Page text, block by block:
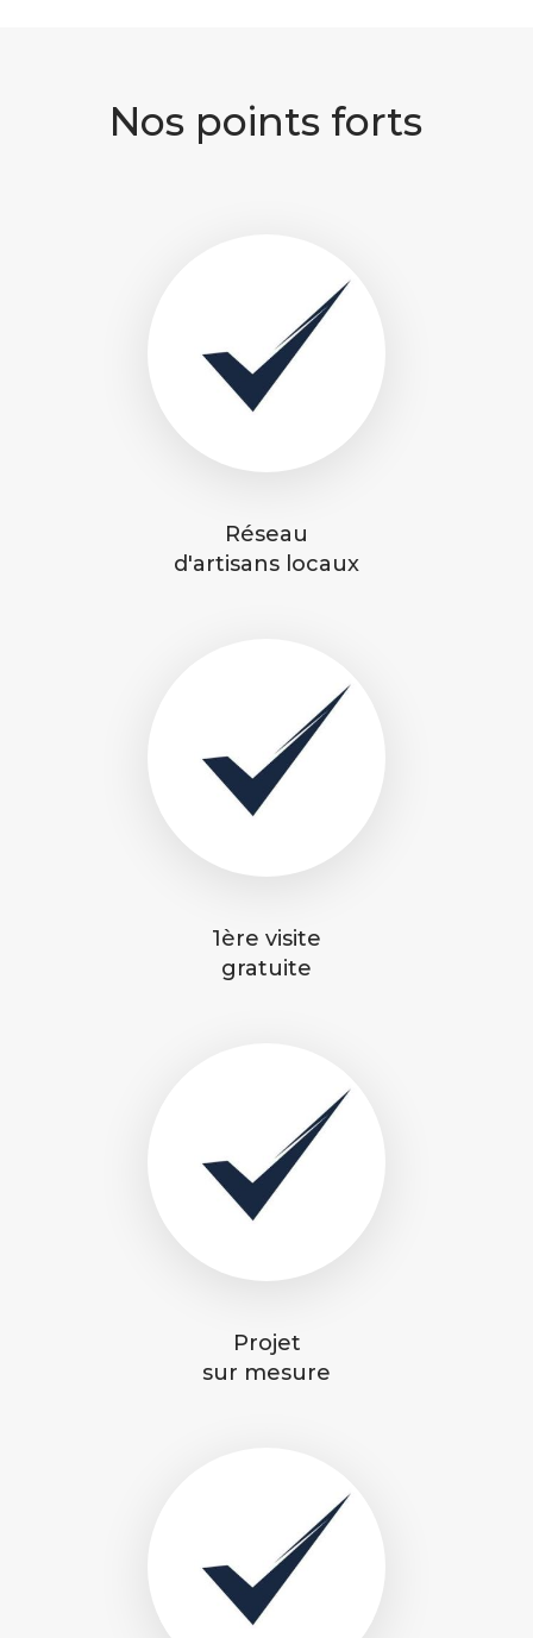
Nos points forts
Réseau
d'artisans locaux
1ère visite
gratuite
Projet
sur mesure